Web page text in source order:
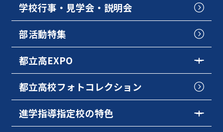
学校行事・見学会・説明会
部活動特集
都立高EXPO
都立高校フォトコレクション
進学指導指定校の特色